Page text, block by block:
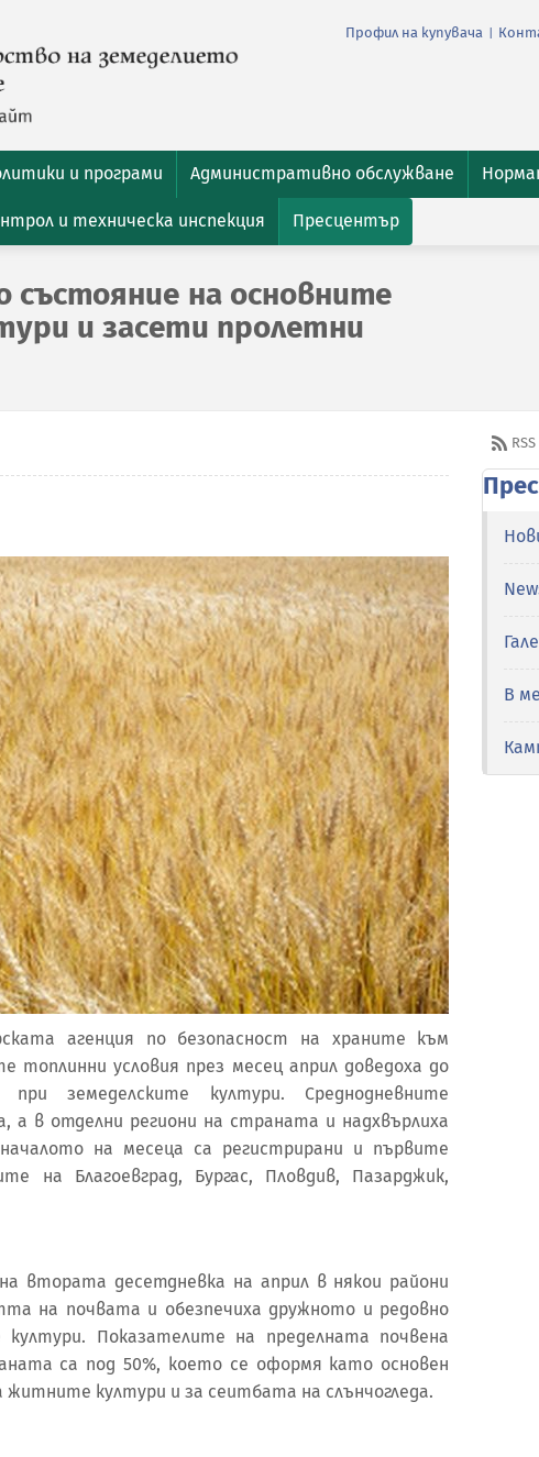
Профил на купувача
и програми Административно обслужване
и техническа инспекция Пресцентър
на основните
и засети пролетни
агенция по безопасност на храните към
топлинни условия през месец април доведоха до
при земеделските култури. Среднодневните
а в отделни региони на страната и надхвърлиха
на месеца са регистрирани и първите
на Благоевград, Бургас, Пловдив, Пазарджик,
втората десетдневка на април в някои райони
на почвата и обезпечиха дружното и редовно
Показателите на пределната почвена
са под 50%, което се оформя като основен
житните култури и за сеитбата на слънчогледа.
RSS
В